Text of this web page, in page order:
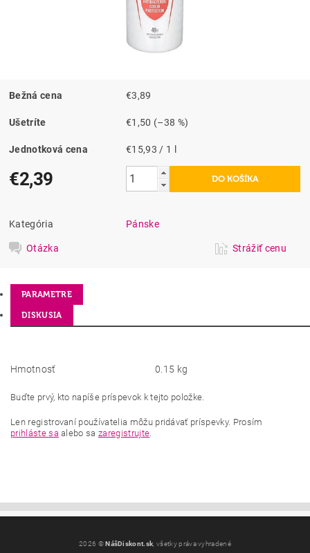
Bežná cena €3,89
Ušetríte €1,50 (–38 %)
Jednotková cena €15,93 / 1 l
€2,39
Kategória Pánske
Otázka Strážiť cenu
PARAMETRE
DISKUSIA
Hmotnosť 0.15 kg
Buďte prvý, kto napíše príspevok k tejto položke.
Len registrovaní používatelia môžu pridávať príspevky. Prosím
prihláste sa alebo sazaregistrujte.
2026 ©NášDiskont.sk , všetky práva vyhradené